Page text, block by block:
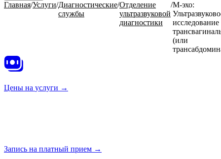
Главная/Услуги/Диагностические
службы
/Отделение
ультразвуковой
диагностики
/М-эхо:
(или
Цены на услуги →
Запись на платный прием →